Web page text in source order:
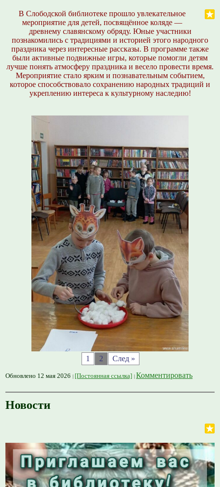
В Слободской библиотеке прошло увлекательное
мероприятие для детей, посвящённое коляде —
древнему славянскому обряду. Юные участники
познакомились с традициями и историей этого народного
праздника через интересные рассказы. В программе также
были активные подвижные игры, которые помогли детям
лучше понять атмосферу праздника и весело провести время.
Мероприятие стало ярким и познавательным событием,
которое способствовало сохранению народных традиций и
укреплению интереса к культурному наследию!
1 2 След »
Обновлено 12 мая 2026 [Постоянная ссылка] Комментировать
Новости